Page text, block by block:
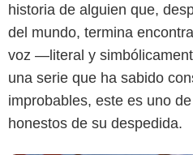
historia de alguien que,
del mundo, termina
voz —literal y
una serie que ha sabido
improbables, este es uno
honestos de su despedida.